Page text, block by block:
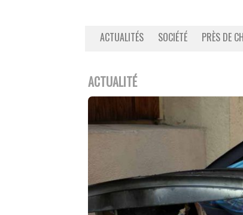
ACTUALITÉS SOCIÉTÉ PRÈS DE
ACTUALITÉ